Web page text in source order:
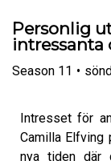
Personlig
Season 11 •
Intresset för
Camilla Elfving
nya tiden där